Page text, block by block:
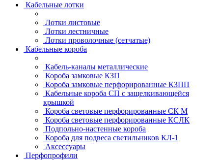
Кабельные лотки
Лотки листовые
Лотки лестничные
Лотки проволочные (сетчатые)
Кабельные короба
Кабель-каналы металлические
Короба замковые КЗП
Короба замковые перфорированные КЗПП
Кабельные короба СП с защелкивающейся
крышкой
Короба световые перфорированные СК М
Короба световые перфорированные КСЛК
Подпольно-настенные короба
Короба для подвеса светильников КЛ-1
Аксессуары
Перфопрофили